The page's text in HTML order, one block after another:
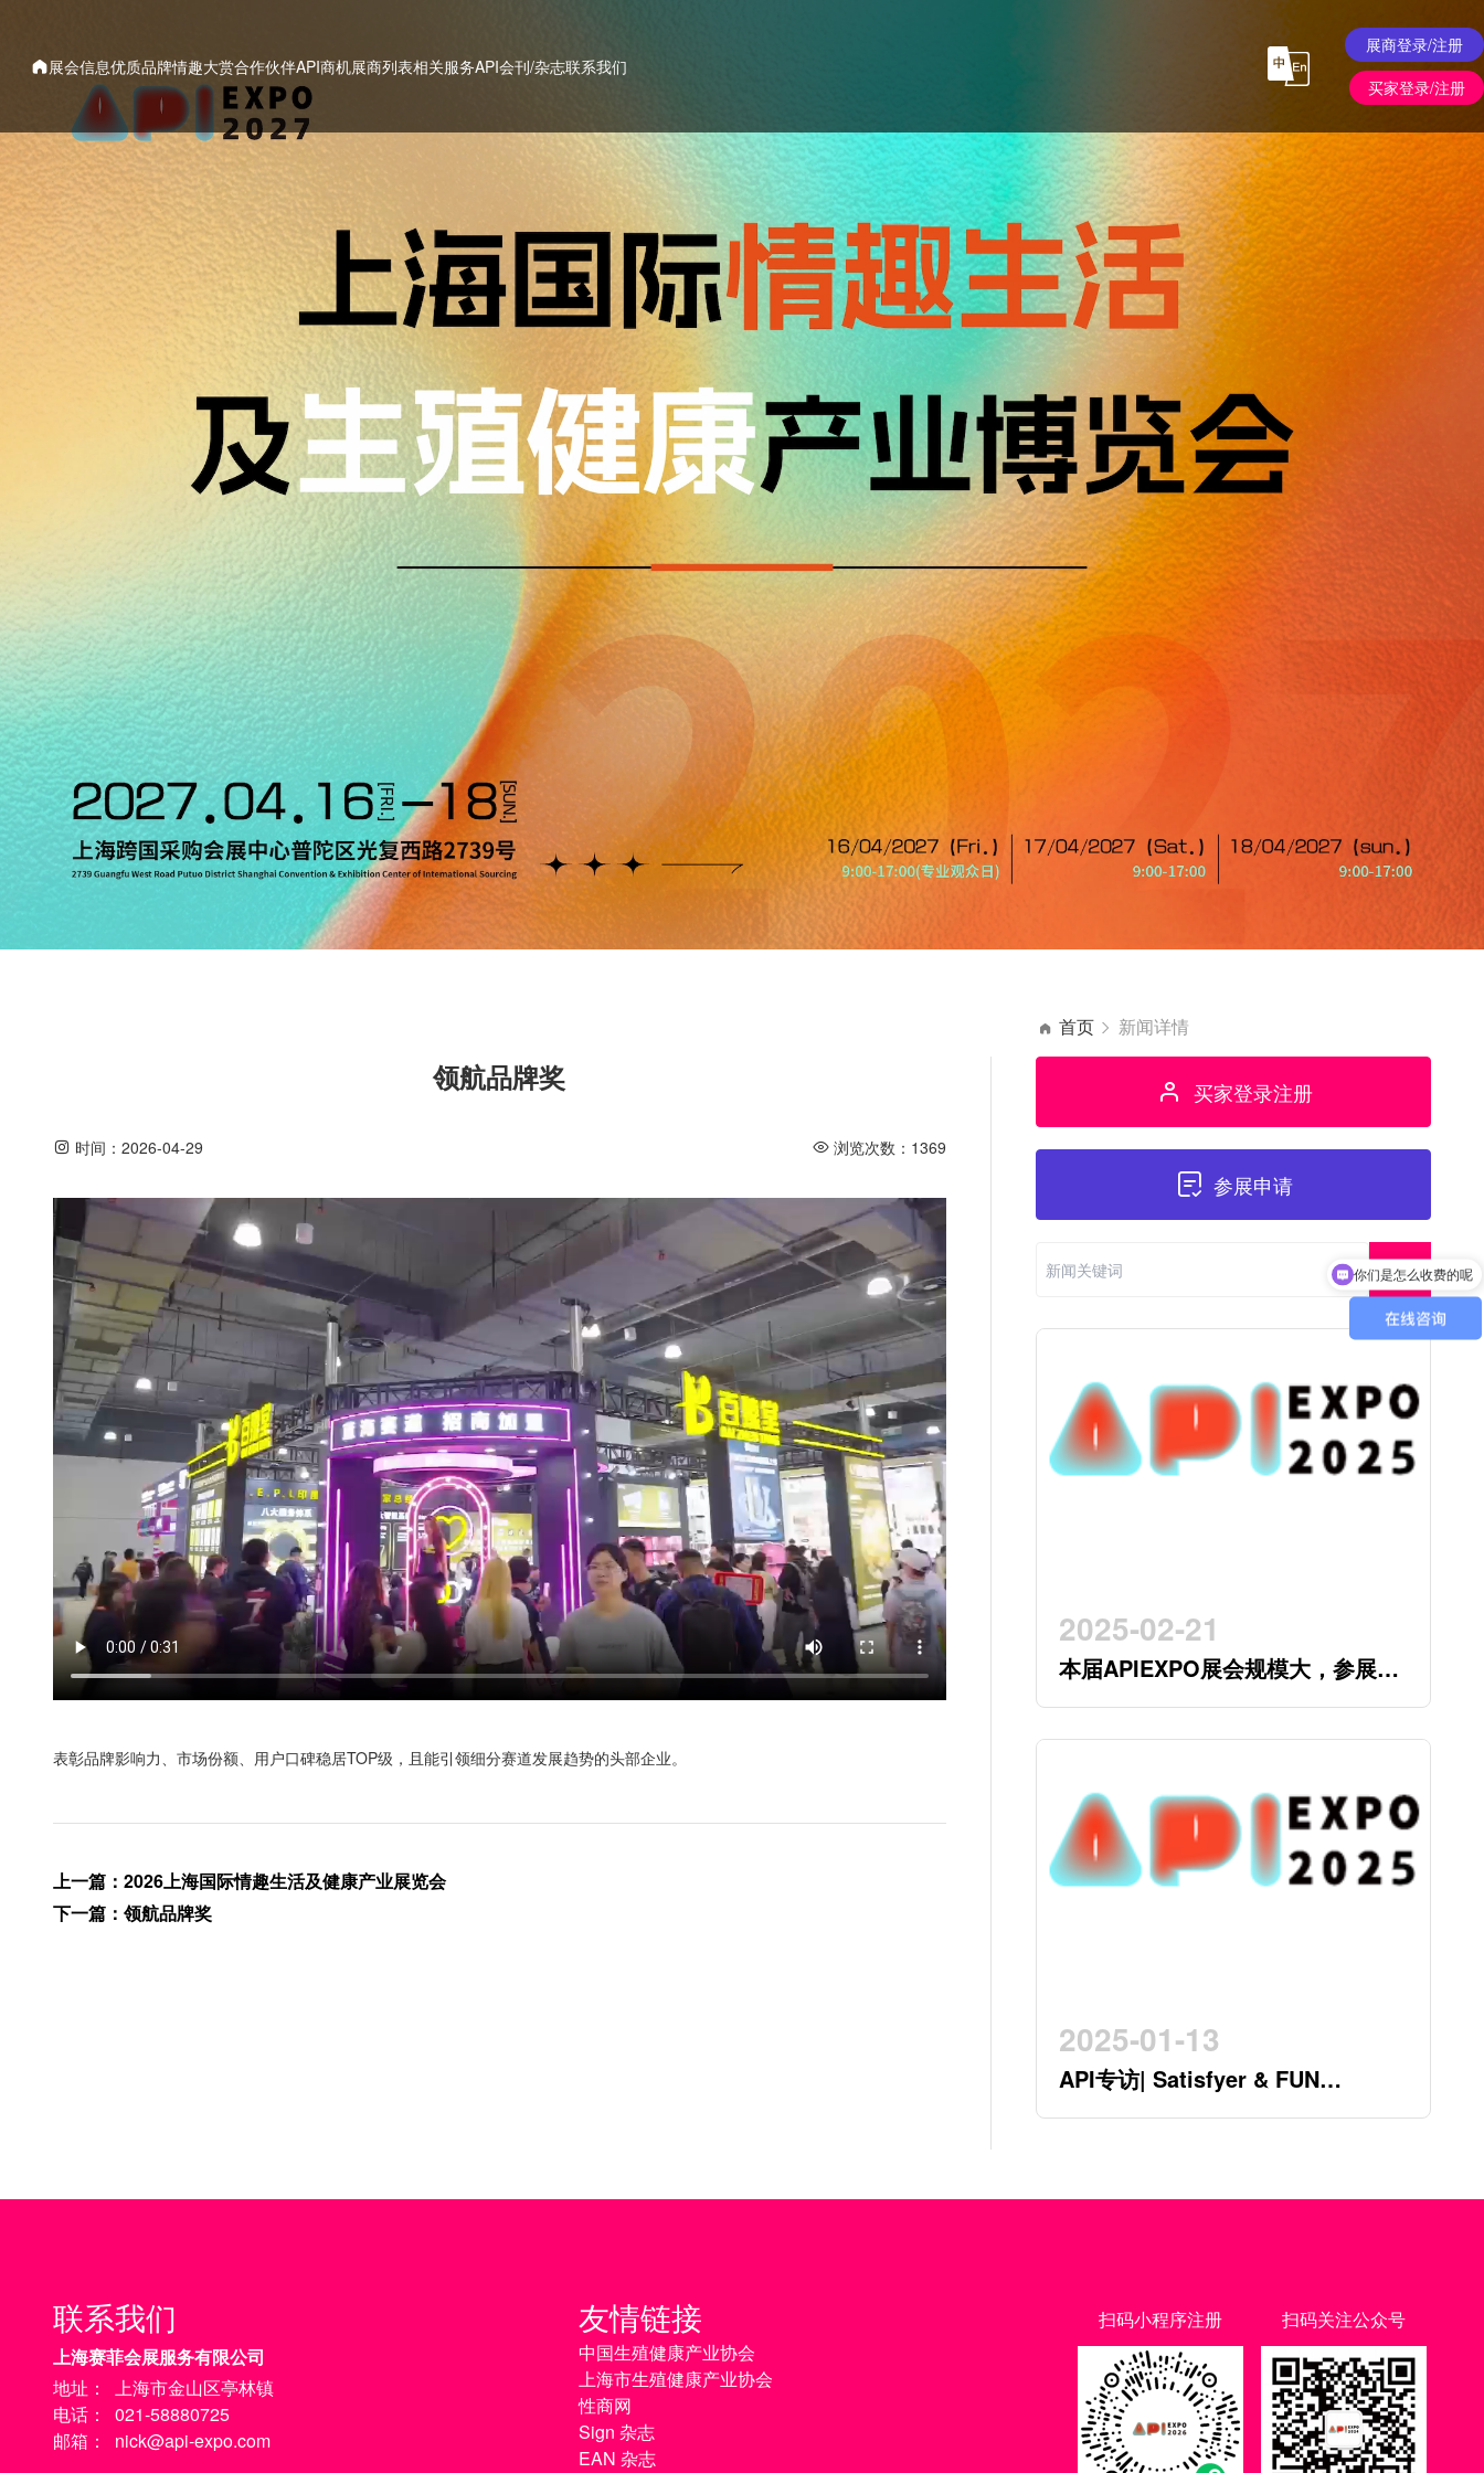
展会信息优质品牌情趣大赏合作伙伴API商机展商列表相关服务API会刊/杂志联系我们
展商登录/注册
买家登录/注册
首页 新闻详情
领航品牌奖
时间： 2026-04-29 浏览次数： 1369
表彰品牌影响力、市场份额、用户口碑稳居TOP级，且能引领细分赛道发展趋势的头部企业。
上一篇 ： 2026上海国际情趣生活及健康产业展览会
下一篇 ： 领航品牌奖
买家登录注册
参展申请
2025-02-21
本届APIEXPO展会规模大，参展企
业多，参观观众多，看展时间紧，
怎么办？
2025-01-13
API专访| Satisfyer & FUN
FACTORY 开创行业新时代的德系
联系我们
上海赛菲会展服务有限公司
地址：
上海市金山区亭林镇
电话：
021-58880725
邮箱：
nick@api-expo.com
友情链接
中国生殖健康产业协会
上海市生殖健康产业协会
性商网
Sign 杂志
EAN 杂志
扫码小程序注册 扫码关注公众号
你们是怎么收费的呢